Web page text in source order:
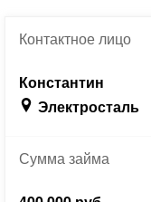
Контактноелицо
Константин
Электросталь
Суммазайма